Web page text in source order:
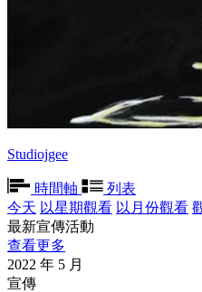
Studiojgee
時間軸
列表
今天 以星期觀看 以月份觀看
最新宣傳活動
查看更多
2022 年 5 月
宣傳